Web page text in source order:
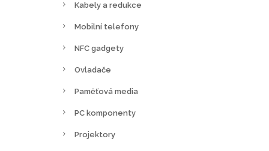
Kabely a redukce
Mobilní telefony
NFC gadgety
Ovladače
Paměťová media
PC komponenty
Projektory